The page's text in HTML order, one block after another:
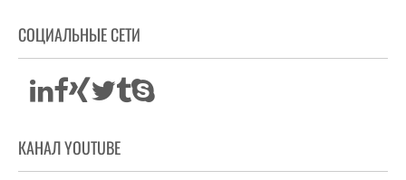
СОЦИАЛЬНЫЕ СЕТИ
КАНАЛ YOUTUBE